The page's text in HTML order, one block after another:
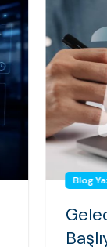
Blog